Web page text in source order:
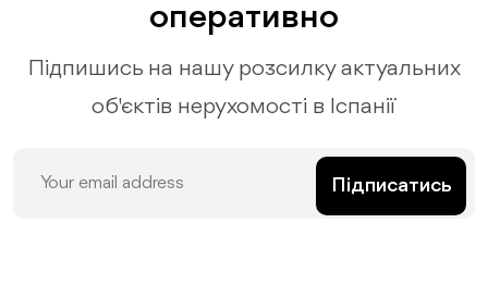
оперативно
Підпишись на нашу розсилку актуальних
об'єктів нерухомості в Іспанії
Підписатись